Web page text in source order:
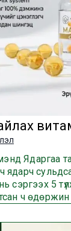
мэнд Ядаргаа
ядарч
сэргээх 5
ч